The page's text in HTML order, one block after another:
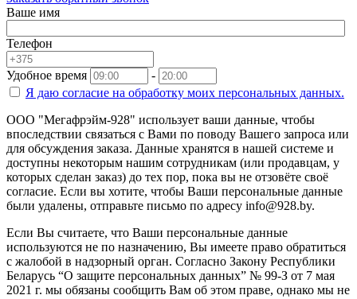
Ваше имя
Телефон
Удобное время
-
Я даю согласие на обработку моих персональных данных.
ООО "Мегафрэйм-928" использует ваши данные, чтобы
впоследствии связаться с Вами по поводу Вашего запроса или
для обсуждения заказа. Данные хранятся в нашей системе и
доступны некоторым нашим сотрудникам (или продавцам, у
которых сделан заказ) до тех пор, пока вы не отзовёте своё
согласие. Если вы хотите, чтобы Ваши персональные данные
были удалены, отправьте письмо по адресу info@928.by.
Если Вы считаете, что Ваши персональные данные
используются не по назначению, Вы имеете право обратиться
с жалобой в надзорный орган. Согласно Закону Республики
Беларусь “О защите персональных данных” № 99-З от 7 мая
2021 г. мы обязаны сообщить Вам об этом праве, однако мы не